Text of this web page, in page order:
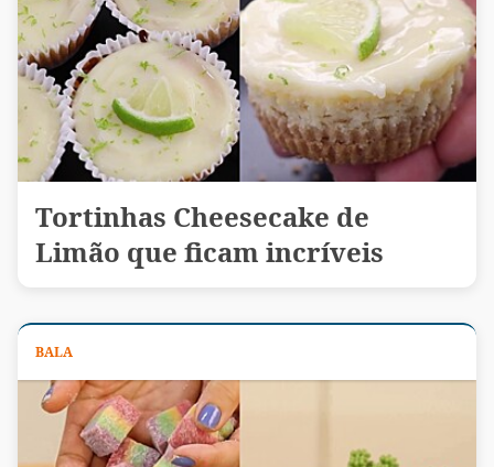
Tortinhas Cheesecake de
Limão que ficam incríveis
BALA